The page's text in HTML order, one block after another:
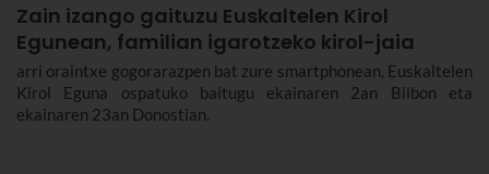
Zain izango gaituzu Euskaltelen Kirol
Egunean, familian igarotzeko kirol-jaia
arri oraintxe gogorarazpen bat zure smartphonean, Euskaltelen
Kirol Eguna ospatuko baitugu ekainaren 2an Bilbon eta
ekainaren 23an Donostian.